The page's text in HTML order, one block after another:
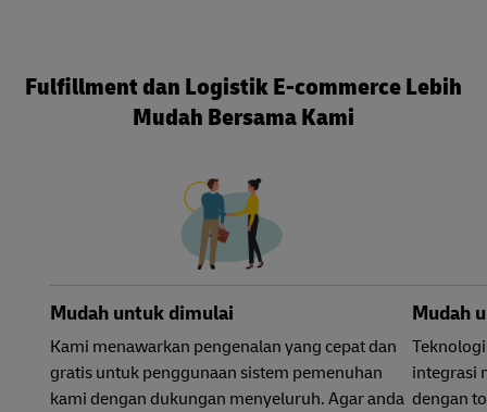
Fulfillment dan Logistik E-commerce Lebih
Mudah Bersama Kami
Mudah untuk dimulai
Kami menawarkan pengenalan yang cepat dan
gratis untuk penggunaan sistem pemenuhan
kami dengan dukungan menyeluruh. Agar anda
Mudah
integrasi
dengan